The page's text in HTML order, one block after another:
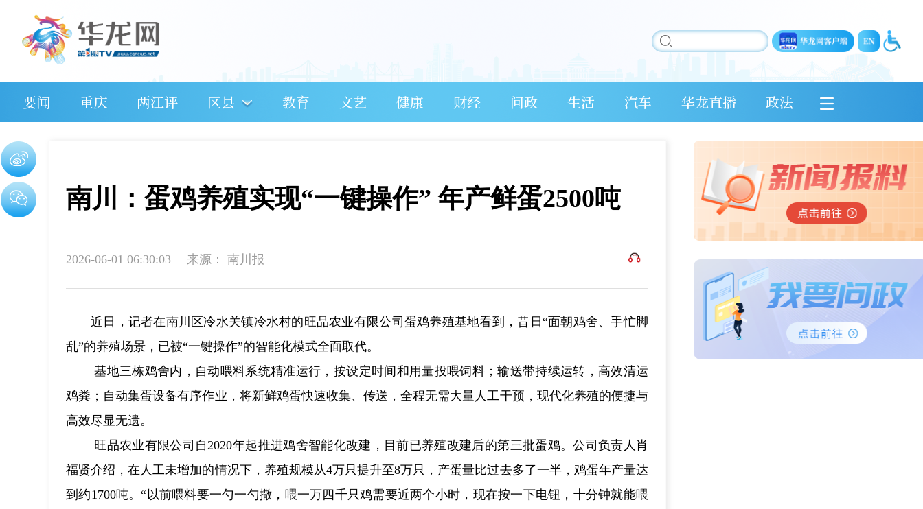
要闻 重庆 两江评 区县 教育 文艺 健康 财经 问政 生活 汽车 华龙直播 政法
南川：蛋鸡养殖实现“一键操作” 年产鲜蛋2500吨
2026-06-01 06:30:03 来源： 南川报
近日，记者在南川区冷水关镇冷水村的旺品农业有限公司蛋鸡养殖基地看到，昔日“面朝鸡舍、手忙脚
乱”的养殖场景，已被“一键操作”的智能化模式全面取代。
基地三栋鸡舍内，自动喂料系统精准运行，按设定时间和用量投喂饲料；输送带持续运转，高效清运
鸡粪；自动集蛋设备有序作业，将新鲜鸡蛋快速收集、传送，全程无需大量人工干预，现代化养殖的便捷与
高效尽显无遗。
旺品农业有限公司自2020年起推进鸡舍智能化改建，目前已养殖改建后的第三批蛋鸡。公司负责人肖
福贤介绍，在人工未增加的情况下，养殖规模从4万只提升至8万只，产蛋量比过去多了一半，鸡蛋年产量达
到约1700吨。“以前喂料要一勺一勺撒，喂一万四千只鸡需要近两个小时，现在按一下电钮，十分钟就能喂